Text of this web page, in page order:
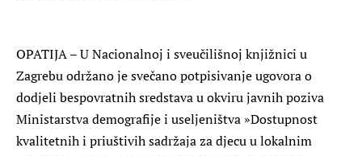
OPATIJA – U Nacionalnoj i sveučilišnoj knjižnici u
Zagrebu održano je svečano potpisivanje ugovora o
dodjeli bespovratnih sredstava u okviru javnih poziva
Ministarstva demografije i useljeništva »Dostupnost
kvalitetnih i priuštivih sadržaja za djecu u lokalnim